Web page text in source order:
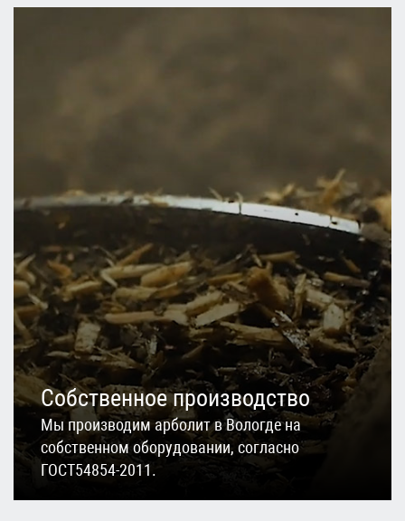
Собственное производство
Мы производим арболит в Вологде на
собственном оборудовании, согласно
ГОСТ54854-2011.